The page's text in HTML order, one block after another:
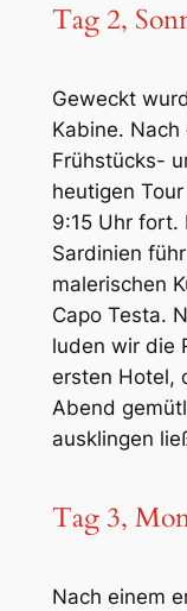
Tag 2,
Geweckt
Kabine.
Frühstücks-
heutigen
9:15 Uhr fort.
Sardinien
malerischen
Capo Testa.
luden wir die
ersten Hotel,
Abend
ausklingen
Tag 3,
Nach einem